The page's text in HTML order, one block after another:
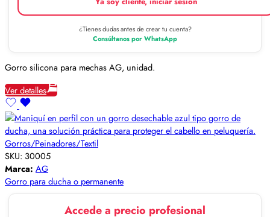
¿Tienes dudas antes de crear tu cuenta?
Consúltanos por WhatsApp
Gorro silicona para mechas AG, unidad.
Ver detalles
Gorros/Peinadores/Textil
SKU: 30005
Marca: AG
Gorro para ducha o permanente
Accede a precio profesional